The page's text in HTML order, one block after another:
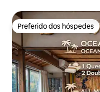
Preferido dos hóspedes
Preferido dos hóspedes